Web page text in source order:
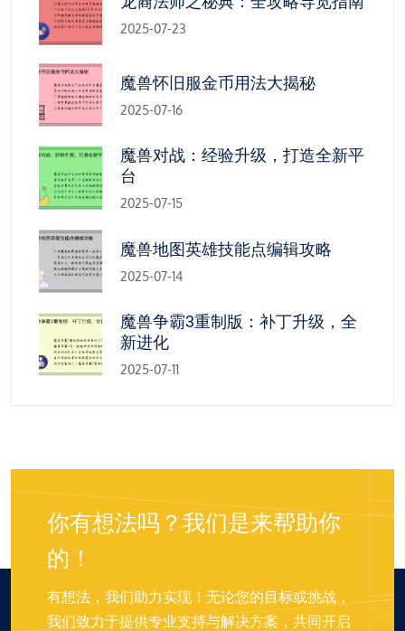
2025-07-23
魔兽怀旧服金币用法大揭秘
2025-07-16
魔兽对战：经验升级，打造全新平
台
2025-07-15
魔兽地图英雄技能点编辑攻略
2025-07-14
魔兽争霸3重制版：补丁升级，全
新进化
2025-07-11
你有想法吗？我们是来帮助你
的！
有想法，我们助力实现！无论您的目标或挑战，
我们致力于提供专业支持与解决方案，共同开启